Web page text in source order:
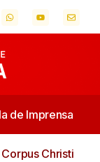
de Imprensa
Corpus Christi